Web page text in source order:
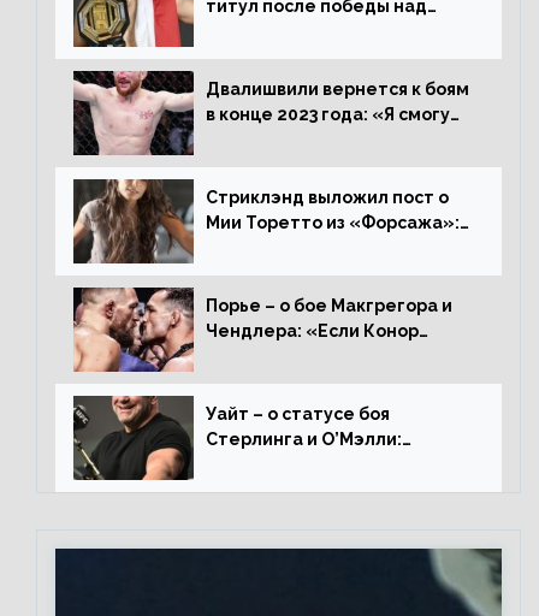
титул после победы над
увезти пояс в Польшу»
Двалишвили вернется к боям
в конце 2023 года: «Я смогу
Стриклэнд выложил пост о
Мии Торетто из «Форсажа»:
смотреть этот отсталый
фильм»
Порье – о бое Макгрегора и
Чендлера: «Если Конор
нокаутирует Майкла»
Уайт – о статусе боя
Стерлинга и О’Мэлли:
травму? Он готовится,